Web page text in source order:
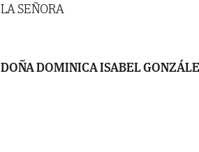
LA SEÑORA
DOÑA DOMINICA ISABEL